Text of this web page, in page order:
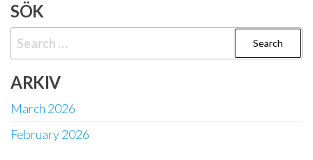
SÖK
Search
for:
ARKIV
March 2026
February 2026